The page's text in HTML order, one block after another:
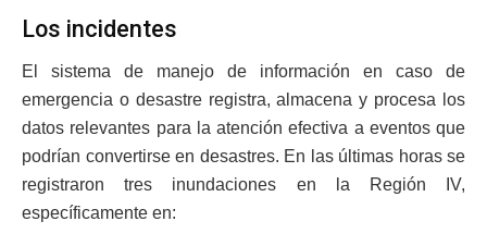
Los incidentes
El sistema de manejo de información en caso de
emergencia o desastre registra, almacena y procesa los
datos relevantes para la atención efectiva a eventos que
podrían convertirse en desastres. En las últimas horas se
registraron tres inundaciones en la Región IV,
específicamente en: